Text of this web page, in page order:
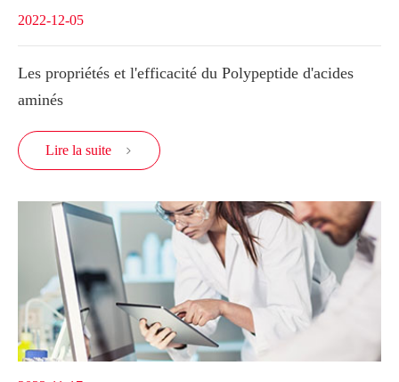
2022-12-05
Les propriétés et l'efficacité du Polypeptide d'acides
aminés
Lire la suite 